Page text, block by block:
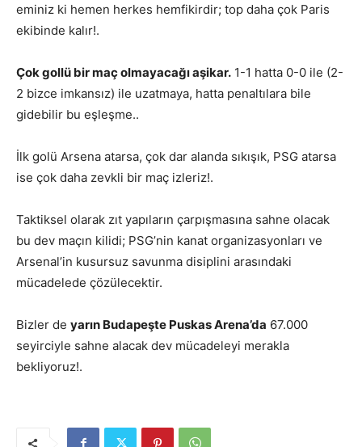
eminiz ki hemen herkes hemfikirdir; top daha çok Paris
ekibinde kalır!.
Çok gollü bir maç olmayacağı aşikar. 1-1 hatta 0-0 ile (2-
2 bizce imkansız) ile uzatmaya, hatta penaltılara bile
gidebilir bu eşleşme..
İlk golü Arsena atarsa, çok dar alanda sıkışık, PSG atarsa
ise çok daha zevkli bir maç izleriz!.
Taktiksel olarak zıt yapıların çarpışmasına sahne olacak
bu dev maçın kilidi; PSG’nin kanat organizasyonları ve
Arsenal’in kusursuz savunma disiplini arasındaki
mücadelede çözülecektir.
Bizler de yarın Budapeşte Puskas Arena’da 67.000
seyirciyle sahne alacak dev mücadeleyi merakla
bekliyoruz!.